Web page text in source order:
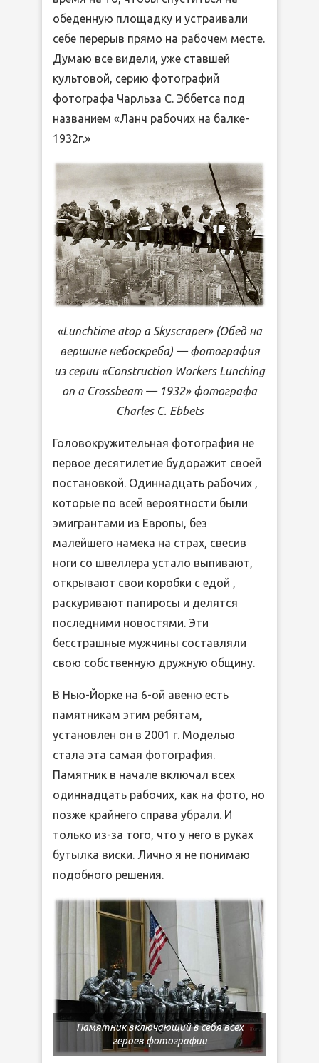
обеденную площадку и устраивали
себе перерыв прямо на рабочем месте.
Думаю все видели, уже ставшей
культовой, серию фотографий
фотографа Чарльза С. Эббетса под
названием «Ланч рабочих на балке-
1932г.»
«Lunchtime atop a Skyscraper» (Обед на
вершине небоскреба) — фотография
из серии «Construction Workers Lunching
on a Crossbeam — 1932» фотографа
Charles C. Ebbets
Головокружительная фотография не
первое десятилетие будоражит своей
постановкой. Одиннадцать рабочих ,
которые по всей вероятности были
эмигрантами из Европы, без
малейшего намека на страх, свесив
ноги со швеллера устало выпивают,
открывают свои коробки с едой ,
раскуривают папиросы и делятся
последними новостями. Эти
бесстрашные мужчины составляли
свою собственную дружную общину.
В Нью-Йорке на 6-ой авеню есть
памятникам этим ребятам,
установлен он в 2001 г. Моделью
стала эта самая фотография.
Памятник в начале включал всех
одиннадцать рабочих, как на фото, но
позже крайнего справа убрали. И
только из-за того, что у него в руках
бутылка виски. Лично я не понимаю
подобного решения.
Памятник включающий в себя всех
героев фотографии